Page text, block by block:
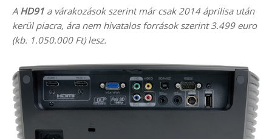
A HD91 a várakozások szerint már csak 2014 áprilisa után
kerül piacra, ára nem hivatalos források szerint 3.499 euro
(kb. 1.050.000 Ft) lesz.